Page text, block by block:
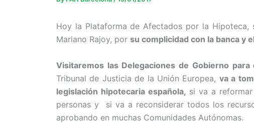
Hoy la Plataforma de Afectados por la
Mariano Rajoy, por su complicidad con la banca y
Visitaremos las Delegaciones de Gobierno para
Tribunal de Justicia de la Unión Europea, va a
legislación hipotecaria española, si va a
personas y si va a reconsiderar todos los
aprobando en muchas Comunidades Autónomas.